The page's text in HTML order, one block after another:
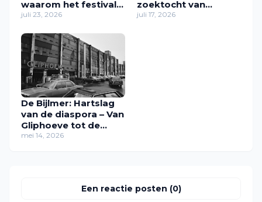
waarom het festival
in zijn huidige vorm
juli 23, 2026
zoektocht van
Zawdie Sandvliet
juli 17, 2026
De Bijlmer: Hartslag
van de diaspora – Van
Gliphoeve tot de
generatie Zuidoost
mei 14, 2026
Een reactie posten (0)